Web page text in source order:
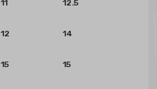
11 12.5
12 14
15 15